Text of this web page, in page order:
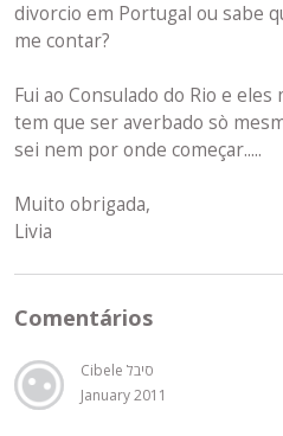
divorcio em Portugal ou sabe
me contar?
Fui ao Consulado do Rio e
tem que ser averbado sò
sei nem por onde começar.....
Muito obrigada,
Livia
Comentários
Cibele סיבל
January 2011